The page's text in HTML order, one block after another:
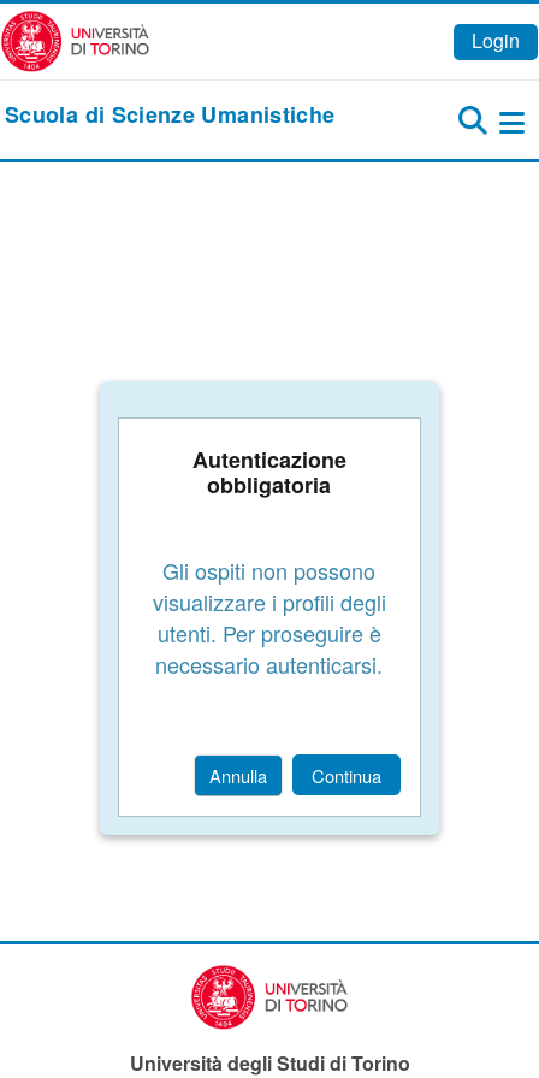
Vai al contenuto principale
Login
Scuola di Scienze Umanistiche
Autenticazione
obbligatoria
Gli ospiti non possono
visualizzare i profili degli
utenti. Per proseguire è
necessario autenticarsi.
Annulla Continua
Università degli Studi di Torino